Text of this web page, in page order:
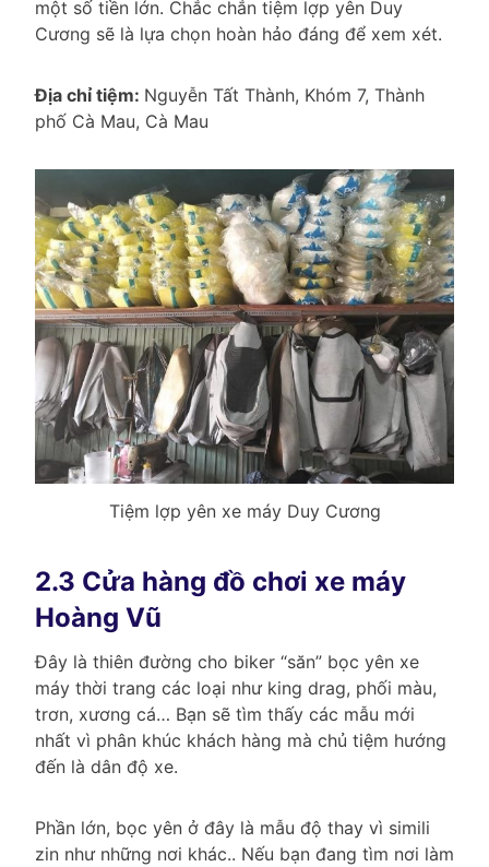
một số tiền lớn. Chắc chắn tiệm lợp yên Duy
Cương sẽ là lựa chọn hoàn hảo đáng để xem xét.
Địa chỉ tiệm: Nguyễn Tất Thành, Khóm 7, Thành
phố Cà Mau, Cà Mau
Tiệm lợp yên xe máy Duy Cương
2.3 Cửa hàng đồ chơi xe máy
Hoàng Vũ
Đây là thiên đường cho biker “săn” bọc yên xe
máy thời trang các loại như king drag, phối màu,
trơn, xương cá… Bạn sẽ tìm thấy các mẫu mới
nhất vì phân khúc khách hàng mà chủ tiệm hướng
đến là dân độ xe.
Phần lớn, bọc yên ở đây là mẫu độ thay vì simili
zin như những nơi khác.. Nếu bạn đang tìm nơi làm